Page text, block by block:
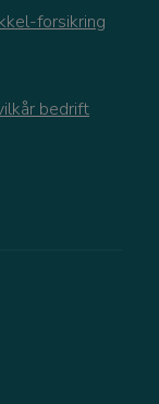
forsikring
bedrift
CookieScript